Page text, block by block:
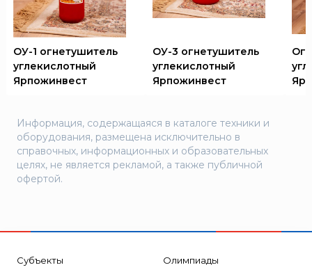
ОУ-1 огнетушитель
углекислотный
Ярпожинвест
ОУ-3 огнетушитель
углекислотный
Ярпожинвест
Информация, содержащаяся в каталоге техники и
оборудования, размещена исключительно в
справочных, информационных и образовательных
целях, не является рекламой, а также публичной
офертой.
Субъекты
Олимпиады